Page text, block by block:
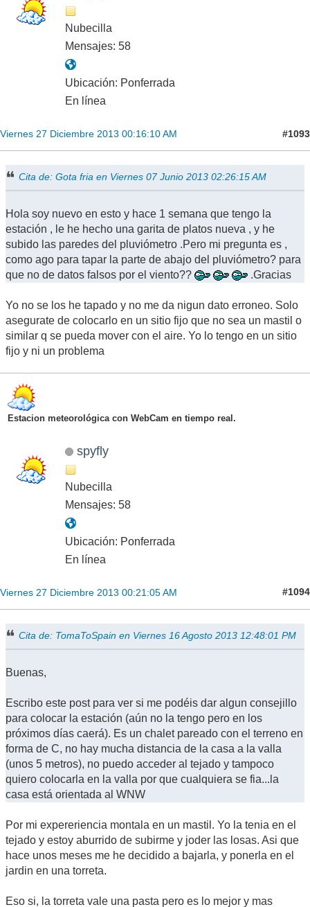
Nubecilla
Mensajes: 58
Ubicación: Ponferrada
En línea
Viernes 27 Diciembre 2013 00:16:10 AM #1093
Cita de: Gota fria en Viernes 07 Junio 2013 02:26:15 AM
Hola soy nuevo en esto y hace 1 semana que tengo la
estación , le he hecho una garita de platos nueva , y he
subido las paredes del pluviómetro .Pero mi pregunta es ,
como ago para tapar la parte de abajo del pluviómetro? para
que no de datos falsos por el viento??
.Gracias
Yo no se los he tapado y no me da nigun dato erroneo. Solo
asegurate de colocarlo en un sitio fijo que no sea un mastil o
similar q se pueda mover con el aire. Yo lo tengo en un sitio
fijo y ni un problema
Estacion meteorológica con WebCam en tiempo real.
spyfly
Nubecilla
Mensajes: 58
Ubicación: Ponferrada
En línea
Viernes 27 Diciembre 2013 00:21:05 AM #1094
Cita de: TomaToSpain en Viernes 16 Agosto 2013 12:48:01 PM
Buenas,
Escribo este post para ver si me podéis dar algun consejillo
para colocar la estación (aún no la tengo pero en los
próximos días caerá). Es un chalet pareado con el terreno en
forma de C, no hay mucha distancia de la casa a la valla
(unos 5 metros), no puedo acceder al tejado y tampoco
quiero colocarla en la valla por que cualquiera se fia...la
casa está orientada al WNW
Por mi expereriencia montala en un mastil. Yo la tenia en el
tejado y estoy aburrido de subirme y joder las losas. Asi que
hace unos meses me he decidido a bajarla, y ponerla en el
jardin en una torreta.
Eso si, la torreta vale una pasta pero es lo mejor y mas